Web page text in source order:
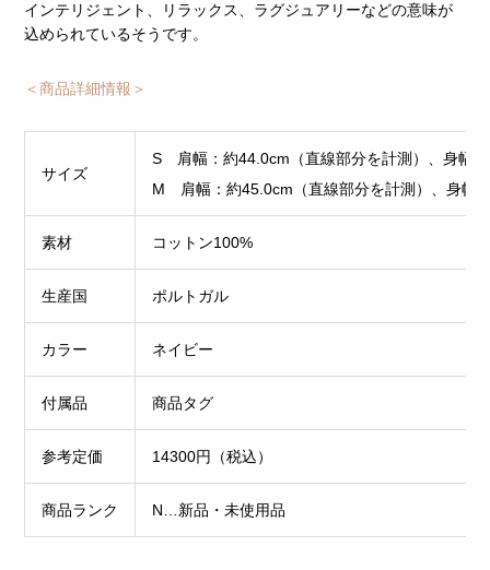
インテリジェント、リラックス、ラグジュアリーなどの意味が
込められているそうです。
＜商品詳細情報＞
サイズ
S 肩幅：約44.0cm（直線部分を計測）、身幅
M 肩幅：約45.0cm（直線部分を計測）、身幅
素材 コットン100%
生産国 ポルトガル
カラー ネイビー
付属品 商品タグ
参考定価 14300円（税込）
商品ランク N…新品・未使用品